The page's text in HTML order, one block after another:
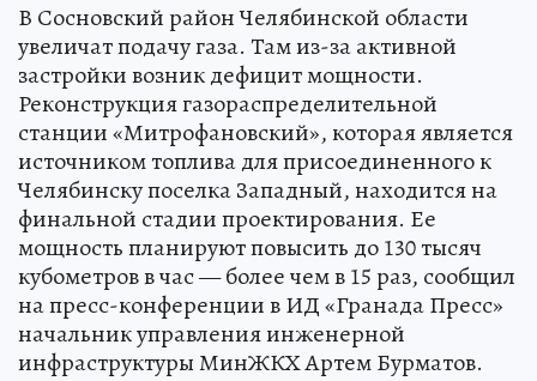
В Сосновский район Челябинской области
увеличат подачу газа. Там из-за активной
застройки возник дефицит мощности.
Реконструкция газораспределительной
станции «Митрофановский», которая является
источником топлива для присоединенного к
Челябинску поселка Западный, находится на
финальной стадии проектирования. Ее
мощность планируют повысить до 130 тысяч
кубометров в час — более чем в 15 раз, сообщил
на пресс-конференции в ИД «Гранада Пресс»
начальник управления инженерной
инфраструктуры МинЖКХ Артем Бурматов.